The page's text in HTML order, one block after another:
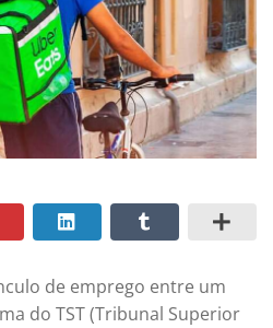
de emprego entre um
do TST (Tribunal Superior